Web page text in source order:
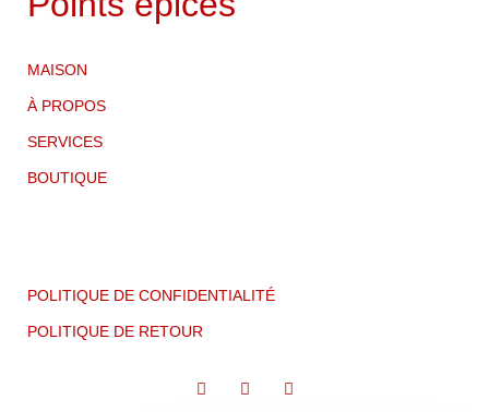
MAISON
À PROPOS
SERVICES
BOUTIQUE
POLITIQUE DE CONFIDENTIALITÉ
POLITIQUE DE RETOUR